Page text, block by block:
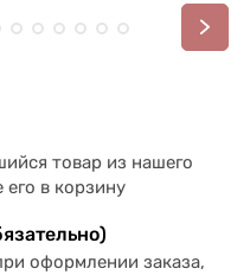
товар из нашего
его в корзину
оформлении заказа,